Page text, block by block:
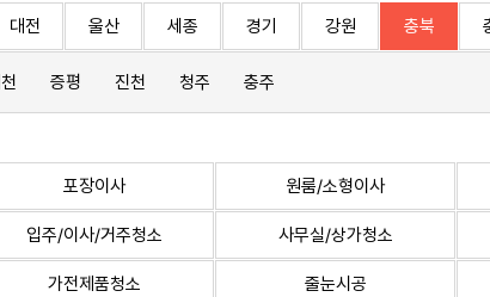
대전 울산 세종 경기 강원 충북
증평 진천 청주 충주
포장이사 원룸/소형이사
입주/이사/거주청소 사무실/상가청소
가전제품청소 줄눈시공